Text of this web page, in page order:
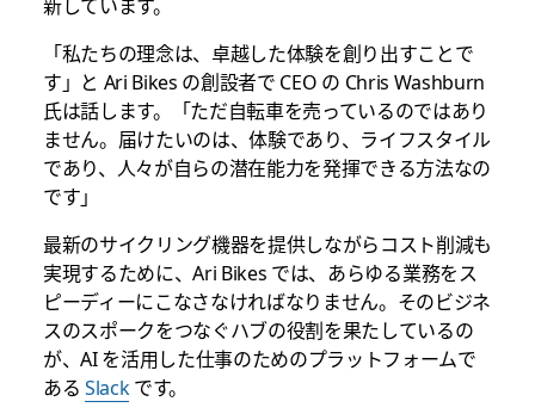
新しています。
「私たちの理念は、卓越した体験を創り出すことで
す」と Ari Bikes の創設者で CEO の Chris Washburn
氏は話します。「ただ自転車を売っているのではあり
ません。届けたいのは、体験であり、ライフスタイル
であり、人々が自らの潜在能力を発揮できる方法なの
です」
最新のサイクリング機器を提供しながらコスト削減も
実現するために、Ari Bikes では、あらゆる業務をス
ピーディーにこなさなければなりません。そのビジネ
スのスポークをつなぐハブの役割を果たしているの
が、AI を活用した仕事のためのプラットフォームで
ある Slackです。